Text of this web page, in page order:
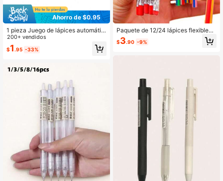
Ahorro de $0.95
1 pieza Juego de lápices automátic
os estilo retro Colnk Macaron, indivi
dual o múltiple para volver a la escu
ela
200+ vendidos
$1.95 -33%
Paquete de 12/24 lápices flexibles
y blandos con goma de borrar, lápic
es de escritura duraderos y portátile
$3.90 -9%